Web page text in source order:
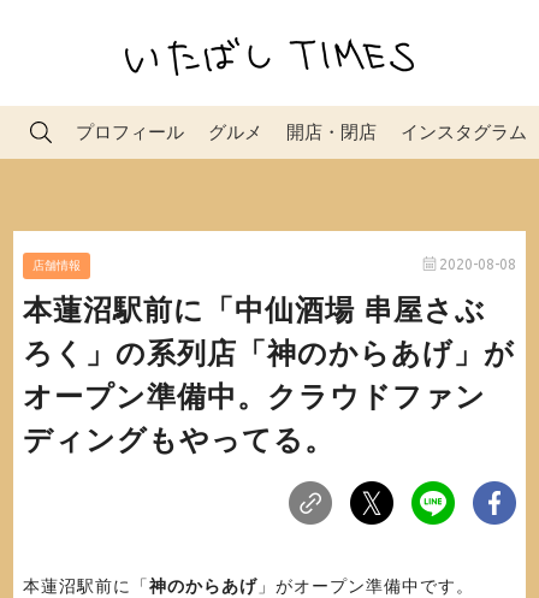
プロフィール グルメ 開店・閉店 インスタグラム
店舗情報 2020-08-08
本蓮沼駅前に「中仙酒場 串屋さぶ
ろく」の系列店「神のからあげ」が
オープン準備中。クラウドファン
ディングもやってる。
本蓮沼駅前に「神のからあげ」がオープン準備中です。